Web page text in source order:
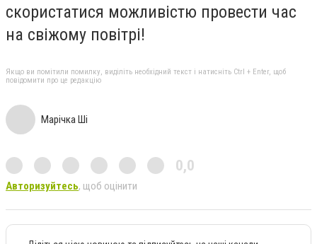
скористатися можливістю провести час
на свіжому повітрі!
Якщо ви помітили помилку, виділіть необхідний текст і натисніть Ctrl + Enter, щоб
повідомити про це редакцію
Марічка Ші
0,0
Авторизуйтесь, щоб оцінити